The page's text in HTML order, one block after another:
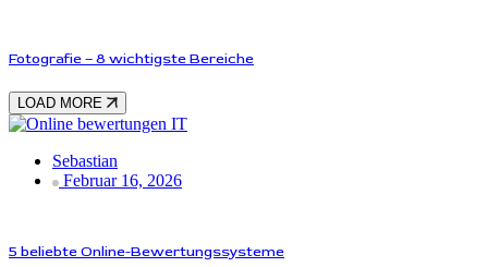
Fotografie – 8 wichtigste Bereiche
LOAD MORE
IT
Sebastian
Februar 16, 2026
5 beliebte Online-Bewertungssysteme